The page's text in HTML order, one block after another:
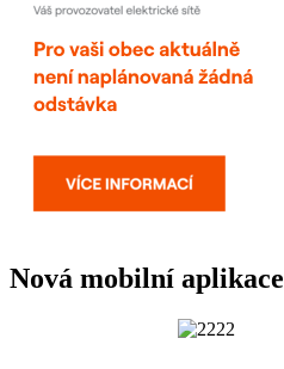
Nová mobilní aplikace